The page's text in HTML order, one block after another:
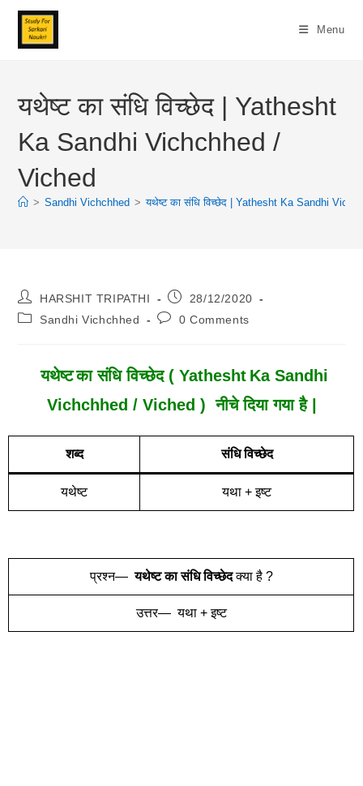
Skip
Content
Menu
यथेष्ट का संधि विच्छेद | Yathesht
Ka Sandhi Vichchhed /
Viched
> Sandhi Vichchhed > यथेष्ट का संधि विच्छेद | Yathesht Ka Sandhi
Post
Author:
HARSHIT TRIPATHI
Post
Published:
28/12/2020
PostSandhi Vichchhed
Post0 Comments
यथेष्टका संधि विच्छेद ( Yathesht Ka Sandhi
VichChhEd / Viched ) नीचे दिया गया है |
शब्द संधि विच्छेद
यथेष्ट यथा + इष्ट
प्रश्न— यथेष्ट का संधि विच्छेदक्या है ?
उत्तर— यथा + इष्ट